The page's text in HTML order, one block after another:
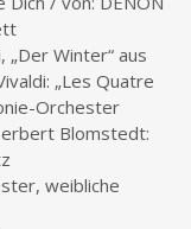
„Der Winter“ aus
„Les Quatre
Orchester
Blomstedt:
weibliche